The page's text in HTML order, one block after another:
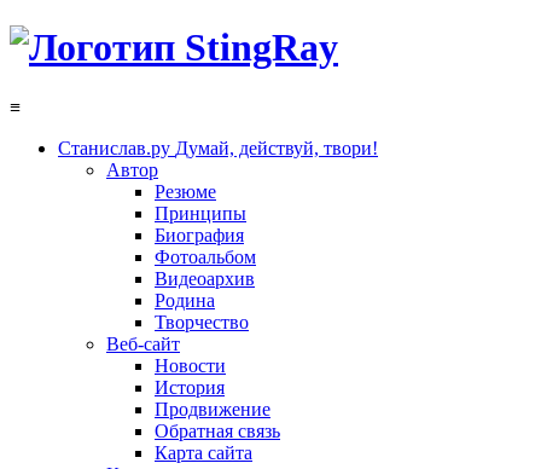
≡
Станислав.ру Думай, действуй, твори!
Автор
Резюме
Принципы
Биография
Фотоальбом
Видеоархив
Родина
Творчество
Веб-сайт
Новости
История
Продвижение
Обратная связь
Карта сайта